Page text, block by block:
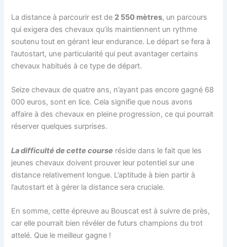
La distance à parcourir est de 2 550 mètres, un parcours
qui exigera des chevaux qu’ils maintiennent un rythme
soutenu tout en gérant leur endurance. Le départ se fera à
l’autostart, une particularité qui peut avantager certains
chevaux habitués à ce type de départ.
Seize chevaux de quatre ans, n’ayant pas encore gagné 68
000 euros, sont en lice. Cela signifie que nous avons
affaire à des chevaux en pleine progression, ce qui pourrait
réserver quelques surprises.
La difficulté de cette course réside dans le fait que les
jeunes chevaux doivent prouver leur potentiel sur une
distance relativement longue. L’aptitude à bien partir à
l’autostart et à gérer la distance sera cruciale.
En somme, cette épreuve au Bouscat est à suivre de près,
car elle pourrait bien révéler de futurs champions du trot
attelé. Que le meilleur gagne !